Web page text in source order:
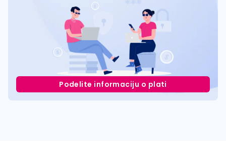
Podelite informaciju o plati